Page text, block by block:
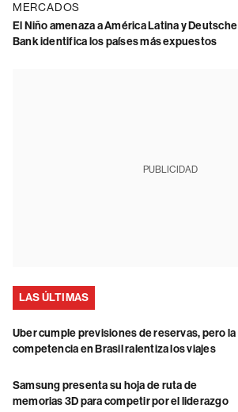
MERCADOS
El Niño amenaza a América Latina y Deutsche
Bank identifica los países más expuestos
PUBLICIDAD
LAS ÚLTIMAS
Uber cumple previsiones de reservas, pero la
competencia en Brasil ralentiza los viajes
Samsung presenta su hoja de ruta de
memorias 3D para competir por el liderazgo